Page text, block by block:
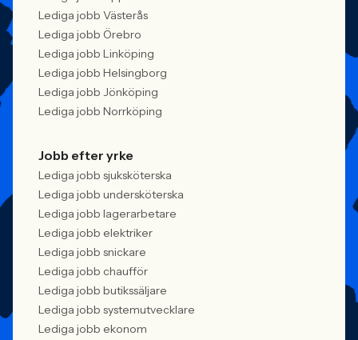
Lediga jobb Västerås
Lediga jobb Örebro
Lediga jobb Linköping
Lediga jobb Helsingborg
Lediga jobb Jönköping
Lediga jobb Norrköping
Jobb efter yrke
Lediga jobb sjuksköterska
Lediga jobb undersköterska
Lediga jobb lagerarbetare
Lediga jobb elektriker
Lediga jobb snickare
Lediga jobb chaufför
Lediga jobb butikssäljare
Lediga jobb systemutvecklare
Lediga jobb ekonom